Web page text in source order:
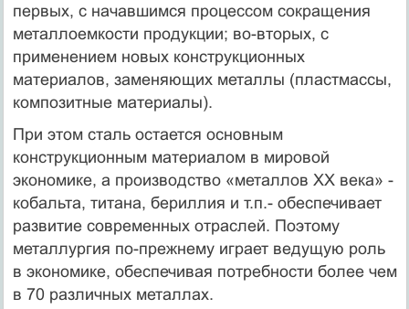
первых, с начавшимся процессом сокращения
металлоемкости продукции; во-вторых, с
применением новых конструкционных
материалов, заменяющих металлы (пластмассы,
композитные материалы).
При этом сталь остается основным
конструкционным материалом в мировой
экономике, а производство «металлов XX века» -
кобальта, титана, бериллия и т.п.- обеспечивает
развитие современных отраслей. Поэтому
металлургия по-прежнему играет ведущую роль
в экономике, обеспечивая потребности более чем
в 70 различных металлах.